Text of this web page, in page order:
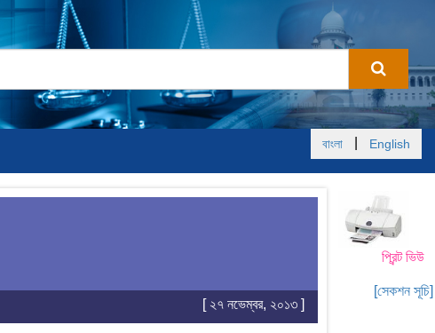
বাংলা English
প্রিন্ট ভিউ
[সেকশন সূচি]
[ ২৭ নভেম্বর, ২০১৩ ]